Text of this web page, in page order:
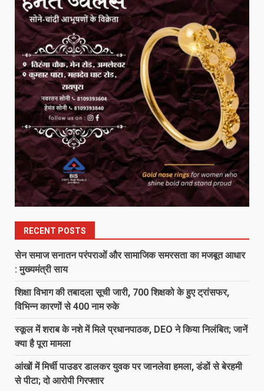
RECENT POSTS
सेन समाज सनातन परंपराओं और सामाजिक समरसता का मजबूत आधार
: मुख्यमंत्री साय
शिक्षा विभाग की तबादला सूची जारी, 700 शिक्षको के हुए ट्रांसफर,
विभिन्न कारणों से 400 नाम रुके
स्कूल में शराब के नशे में मिले प्रधानपाठक, DEO ने किया निलंबित; जानें
क्या है पूरा मामला
आंखों में मिर्ची पाउडर डालकर युवक पर जानलेवा हमला, डंडों से बेरहमी
से पीटा; दो आरोपी गिरफ्तार